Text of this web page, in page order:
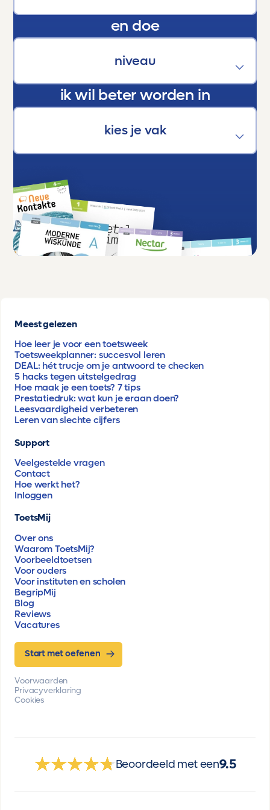
En als trotse ouder kan ik maar één ding
en doe
ik wil beter worden in
Meest gelezen
Hoe leer je voor een toetsweek
Toetsweekplanner: succesvol leren
DEAL: hét trucje om je antwoord te checken
5 hacks tegen uitstelgedrag
Hoe maak je een toets? 7 tips
Prestatiedruk: wat kun je eraan doen?
Leesvaardigheid verbeteren
Leren van slechte cijfers
Support
Veelgestelde vragen
Contact
Hoe werkt het?
Inloggen
ToetsMij
Over ons
Waarom ToetsMij?
Voorbeeldtoetsen
Voor ouders
Voor instituten en scholen
BegripMij
Blog
Reviews
Vacatures
Start met oefenen
Voorwaarden
Privacyverklaring
Cookies
Beoordeeld met een9.5